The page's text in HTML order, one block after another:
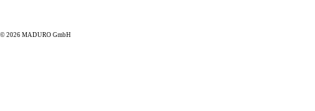
© 2026 MADURO GmbH